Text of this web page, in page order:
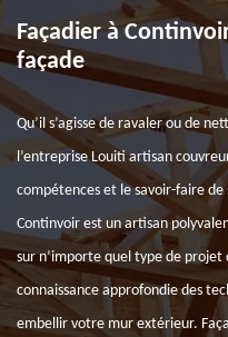
Façadier à
façade
Qu’il s’agisse de ravaler ou de
l’entreprise Louiti artisan
compétences et le savoir-faire de
Continvoir est un artisan
sur n’importe quel type de projet
connaissance approfondie des
embellir votre mur extérieur.